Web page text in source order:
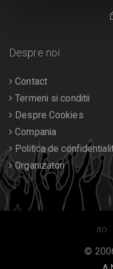
Despre noi
Contact
Termeni si conditii
Despre Cookies
Compania
Politica de
Organizatori
RO
©